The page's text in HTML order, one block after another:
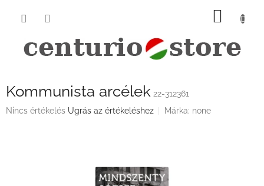
KOSÁR
Kommunista arcélek 22-312361
A
Nincs értékelés Ugrás az értékeléshez Márka: none